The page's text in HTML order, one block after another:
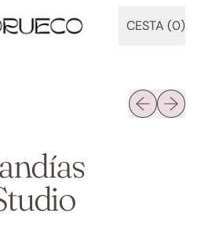
CESTA (0)
ARTÍCULOS
Diapositiva